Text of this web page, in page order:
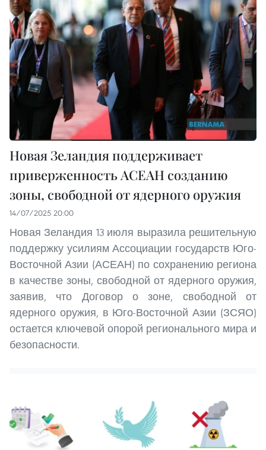
Новая Зеландия поддерживает
приверженность АСЕАН созданию
зоны, свободной от ядерного оружия
14/07/2025 20:00
Новая Зеландия 13 июля выразила решительную
поддержку усилиям Ассоциации государств Юго-
Восточной Азии (АСЕАН) по сохранению региона
в качестве зоны, свободной от ядерного оружия,
заявив, что Договор о зоне, свободной от
ядерного оружия, в Юго-Восточной Азии (ЗСЯО)
остается ключевой опорой регионального мира и
безопасности.